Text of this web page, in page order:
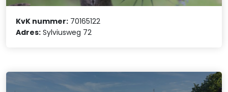
KvK nummer: 70165122
Adres: Sylviusweg 72